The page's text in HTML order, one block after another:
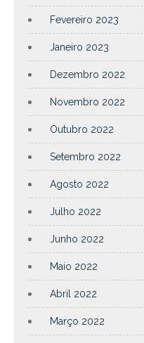
Fevereiro 2023
Janeiro 2023
Dezembro 2022
Novembro 2022
Outubro 2022
Setembro 2022
Agosto 2022
Julho 2022
Junho 2022
Maio 2022
Abril 2022
Março 2022